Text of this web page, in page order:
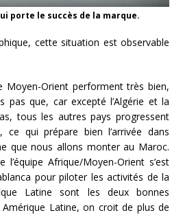
porte le succès de la marque.
cette situation est observable
Moyen-Orient performent très bien,
pas que, car excepté l’Algérie et la
tous les autres pays progressent
ce qui prépare bien l’arrivée dans
que nous allons monter au Maroc.
Afrique/Moyen-Orient s’est
pour piloter les activités de la
Latine sont les deux bonnes
Amérique Latine, on croit de plus de